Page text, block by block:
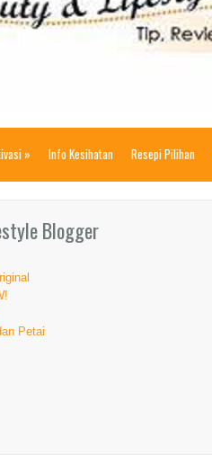
» Info Kesihatan Resepi Pilihan
Blogger
Petai